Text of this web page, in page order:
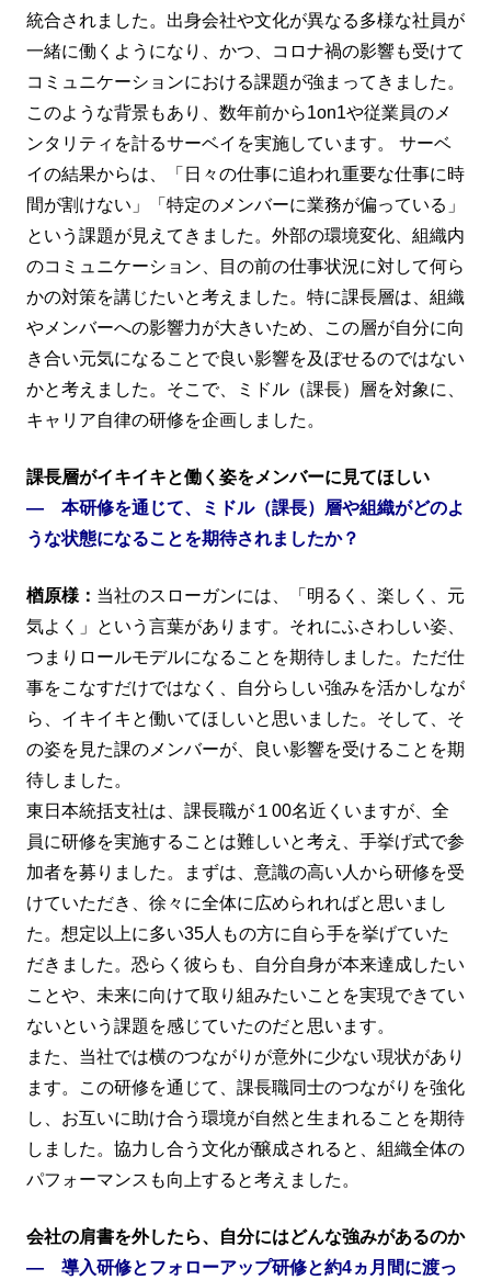
統合されました。出身会社や文化が異なる多様な社員が
一緒に働くようになり、かつ、コロナ禍の影響も受けて
コミュニケーションにおける課題が強まってきました。
このような背景もあり、数年前から1on1や従業員のメ
ンタリティを計るサーベイを実施しています。 サーベ
イの結果からは、「日々の仕事に追われ重要な仕事に時
間が割けない」「特定のメンバーに業務が偏っている」
という課題が見えてきました。外部の環境変化、組織内
のコミュニケーション、目の前の仕事状況に対して何ら
かの対策を講じたいと考えました。特に課長層は、組織
やメンバーへの影響力が大きいため、この層が自分に向
き合い元気になることで良い影響を及ぼせるのではない
かと考えました。そこで、ミドル（課長）層を対象に、
キャリア自律の研修を企画しました。
課長層がイキイキと働く姿をメンバーに見てほしい
― 本研修を通じて、ミドル（課長）層や組織がどのよ
うな状態になることを期待されましたか？
楢原様： 当社のスローガンには、「明るく、楽しく、元
気よく」という言葉があります。それにふさわしい姿、
つまりロールモデルになることを期待しました。ただ仕
事をこなすだけではなく、自分らしい強みを活かしなが
ら、イキイキと働いてほしいと思いました。そして、そ
の姿を見た課のメンバーが、良い影響を受けることを期
待しました。
東日本統括支社は、課長職が１00名近くいますが、全
員に研修を実施することは難しいと考え、手挙げ式で参
加者を募りました。まずは、意識の高い人から研修を受
けていただき、徐々に全体に広められればと思いまし
た。想定以上に多い35人もの方に自ら手を挙げていた
だきました。恐らく彼らも、自分自身が本来達成したい
ことや、未来に向けて取り組みたいことを実現できてい
ないという課題を感じていたのだと思います。
また、当社では横のつながりが意外に少ない現状があり
ます。この研修を通じて、課長職同士のつながりを強化
し、お互いに助け合う環境が自然と生まれることを期待
しました。協力し合う文化が醸成されると、組織全体の
パフォーマンスも向上すると考えました。
会社の肩書を外したら、自分にはどんな強みがあるのか
― 導入研修とフォローアップ研修と約4ヵ月間に渡っ